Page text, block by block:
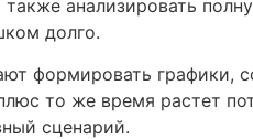
анализировать
долго.
формировать графики,
то же время растет
сценарий.